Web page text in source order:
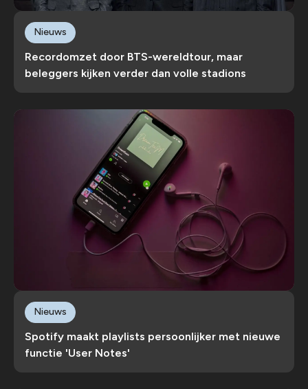
Recordomzet door BTS-wereldtour, maar
beleggers kijken verder dan volle stadions
Nieuws
Spotify maakt playlists persoonlijker met nieuwe
functie 'User Notes'
Nieuws